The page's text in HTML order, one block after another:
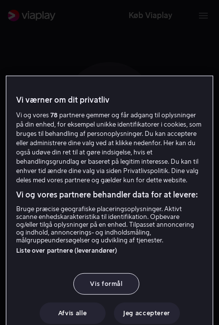
Køb Viaplay
M J
Michael Johansen
Vi værner om dit privatliv
Vi og vores78 partnere gemmer og får adgang til oplysninger
på din enhed, for eksempel unikke identifikatorer i cookies, som
bruges til behandling af personoplysninger. Du kan acceptere
eller administrere dine valg ved at klikke nedenfor. Her kan du
også udøve din ret til at gøre indsigelse, hvis et
behandlingsgrundlag er baseret på legitim interesse. Du kan til
enhver tid ændre dine valg via siden Privatlivspolitik. Dine valg
deles med vores partnere og gælder kun for dette website.
Vi og vores partnere behandler data for at levere:
Bruge præcise geografiske placeringsoplysninger. Aktivt
scanne enhedskarakteristika til identifikation. Opbevare
og/eller tilgå oplysninger på en enhed. Tilpasset annoncering
og indhold, annoncerings- og indholdsmåling,
målgruppeundersøgelser og udvikling af tjenester.
Liste over partnere (leverandører)
Vis formål
Afvis alle Jeg accepterer